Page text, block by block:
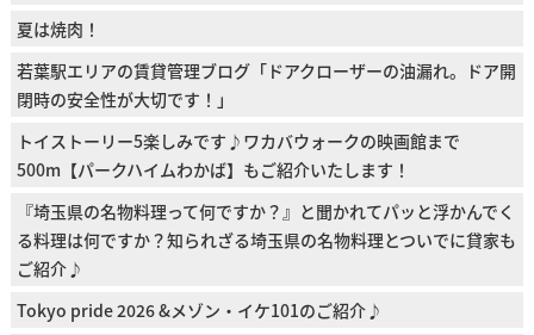
夏は焼肉！
若葉駅エリアの賃貸管理ブログ「ドアクローザーの油漏れ。ドア開
閉時の安全性が大切です！」
トイストーリー5楽しみです♪ワカバウォークの映画館まで
500m【パークハイムわかば】もご紹介いたします！
『埼玉県の名物料理って何ですか？』と聞かれてパッと浮かんでく
る料理は何ですか？知られざる埼玉県の名物料理とついでに貸家も
ご紹介♪
Tokyo pride 2026 &メゾン・イケ101のご紹介♪